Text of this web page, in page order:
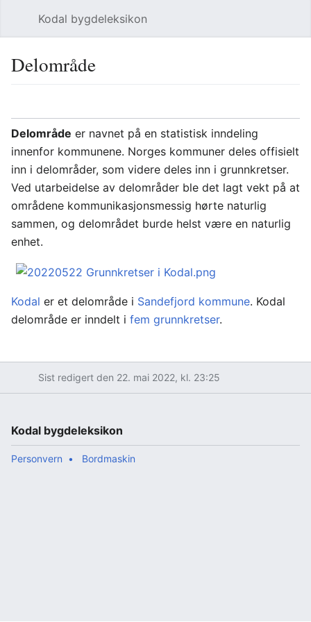
Kodal bygdeleksikon
Delområde
Delområde er navnet på en statistisk inndeling
innenfor kommunene. Norges kommuner deles offisielt
inn i delområder, som videre deles inn i grunnkretser.
Ved utarbeidelse av delområder ble det lagt vekt på at
områdene kommunikasjonsmessig hørte naturlig
sammen, og delområdet burde helst være en naturlig
enhet.
Kodal er et delområde i Sandefjord kommune. Kodal
delområde er inndelt i fem grunnkretser.
Sist redigert den 22. mai 2022, kl. 23:25
Kodal bygdeleksikon
Personvern Bordmaskin